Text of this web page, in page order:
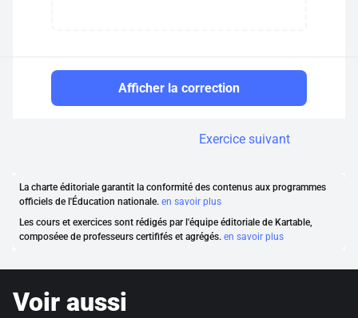
Afficher la correction
Exercice suivant
La charte éditoriale garantit la conformité des contenus aux programmes
officiels de l'Éducation nationale. en savoir plus
Les cours et exercices sont rédigés par l'équipe éditoriale de Kartable,
composéee de professeurs certififés et agrégés. en savoir plus
Voir aussi